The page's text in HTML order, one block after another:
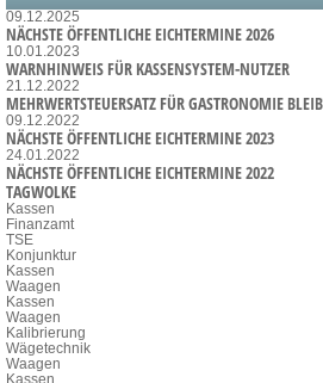
09.12.2025
NÄCHSTE ÖFFENTLICHE EICHTERMINE 2026
10.01.2023
WARNHINWEIS FÜR KASSENSYSTEM-NUTZER
21.12.2022
MEHRWERTSTEUERSATZ FÜR GASTRONOMIE
09.12.2022
NÄCHSTE ÖFFENTLICHE EICHTERMINE 2023
24.01.2022
NÄCHSTE ÖFFENTLICHE EICHTERMINE 2022
TAGWOLKE
Kassen
Finanzamt
TSE
Konjunktur
Kassen
Waagen
Kassen
Waagen
Kalibrierung
Wägetechnik
Waagen
Kassen